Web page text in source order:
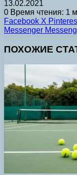
13.02.2021
0 Время чтения: 1
Facebook X
Messenger
ПОХОЖИЕ